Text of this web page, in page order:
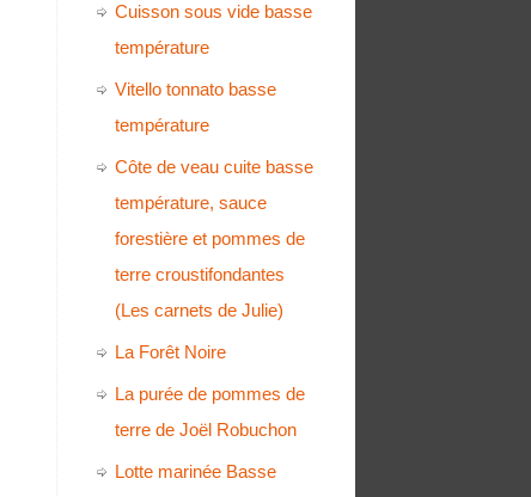
Cuisson sous vide basse
température
Vitello tonnato basse
température
Côte de veau cuite basse
température, sauce
forestière et pommes de
terre croustifondantes
(Les carnets de Julie)
La Forêt Noire
La purée de pommes de
terre de Joël Robuchon
Lotte marinée Basse